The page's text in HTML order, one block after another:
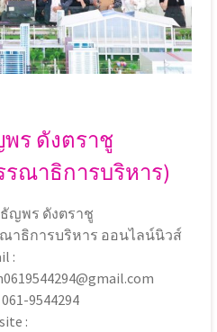
ร ดังตราชู
รณาธิการบริหาร)
ญพร ดังตราชู
าธิการบริหาร ออนไลน์นิวส์
:
9544294
: